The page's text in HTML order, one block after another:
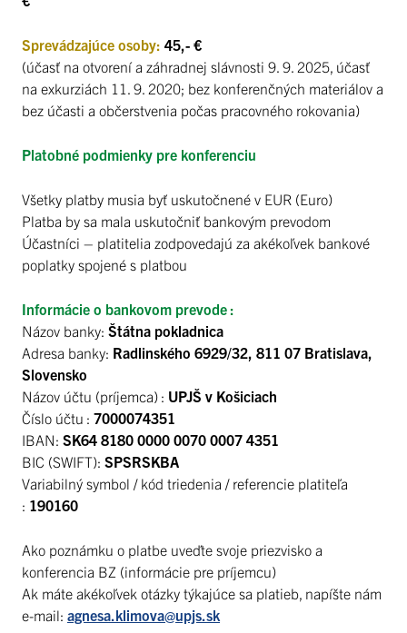
Sprevádzajúce osoby: 45,- €
(účasť na otvorení a záhradnej slávnosti 9. 9. 2025, účasť
na exkurziách 11. 9. 2020; bez konferenčných materiálov a
bez účasti a občerstvenia počas pracovného rokovania)
Platobné podmienky pre konferenciu
Všetky platby musia byť uskutočnené v EUR (Euro)
Platba by sa mala uskutočniť bankovým prevodom
Účastníci – platitelia zodpovedajú za akékoľvek bankové
poplatky spojené s platbou
Informácie o bankovom prevode :
Názov banky: Štátna pokladnica
Adresa banky: Radlinského 6929/32, 811 07 Bratislava,
Slovensko
Názov účtu (príjemca) : UPJŠ v Košiciach
Číslo účtu : 7000074351
IBAN: SK64 8180 0000 0070 0007 4351
BIC (SWIFT): SPSRSKBA
Variabilný symbol / kód triedenia / referencie platiteľa
: 190160
Ako poznámku o platbe uveďte svoje priezvisko a
konferencia BZ (informácie pre príjemcu)
Ak máte akékoľvek otázky týkajúce sa platieb, napíšte nám
e-mail: agnesa.klimova@upjs.sk